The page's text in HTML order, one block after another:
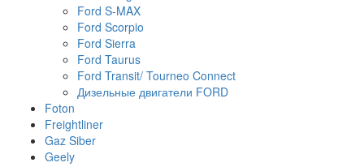
Ford S-MAX
Ford Scorpio
Ford Sierra
Ford Taurus
Ford Transit/ Tourneo Connect
Дизельные двигатели FORD
Foton
Freightliner
Gaz Siber
Geely